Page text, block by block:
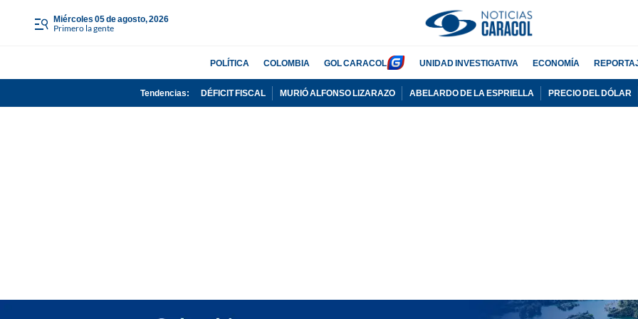
miércoles 05 de agosto, 2026
Primero la gente
POLÍTICA COLOMBIA GOL CARACOL UNIDAD INVESTIGATIVA ECONOMÍA
Tendencias: DÉFICIT FISCAL MURIÓ ALFONSO LIZARAZO ABELARDO DE LA ESPRIELLA PRECIO DEL DÓLAR